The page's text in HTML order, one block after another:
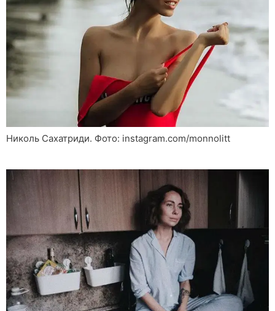
Николь Сахатриди. Фото: instagram.com/monnolitt